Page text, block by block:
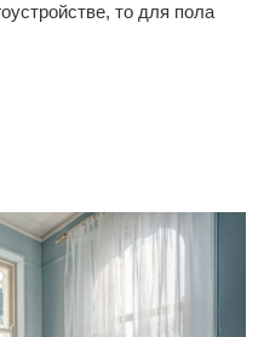
то для пола